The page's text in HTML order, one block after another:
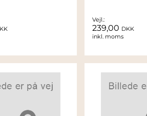
Vejl.:
239,00 DKK
inkl. moms